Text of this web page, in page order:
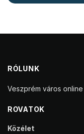
RÓLUNK
Veszprém város
ROVATOK
Közélet